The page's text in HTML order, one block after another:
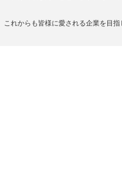
これからも皆様に愛される企業を目